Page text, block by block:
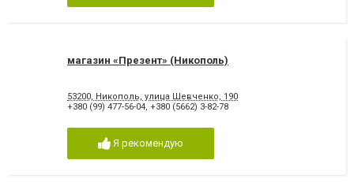
магазин «Презент» (Никополь)
53200, Никополь, улица Шевченко, 190
+380 (99) 477-56-04 +380 (5662) 3-82-78
Я рекомендую